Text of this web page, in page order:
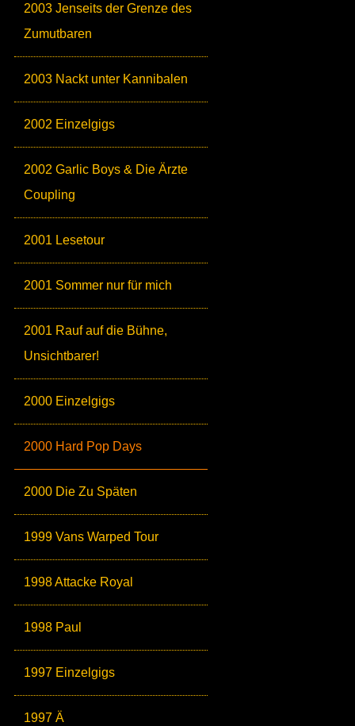
2003 Jenseits der Grenze des
Zumutbaren
2003 Nackt unter Kannibalen
2002 Einzelgigs
2002 Garlic Boys & Die Ärzte
Coupling
2001 Lesetour
2001 Sommer nur für mich
2001 Rauf auf die Bühne,
Unsichtbarer!
2000 Einzelgigs
2000 Hard Pop Days
2000 Die Zu Späten
1999 Vans Warped Tour
1998 Attacke Royal
1998 Paul
1997 Einzelgigs
1997 Ä